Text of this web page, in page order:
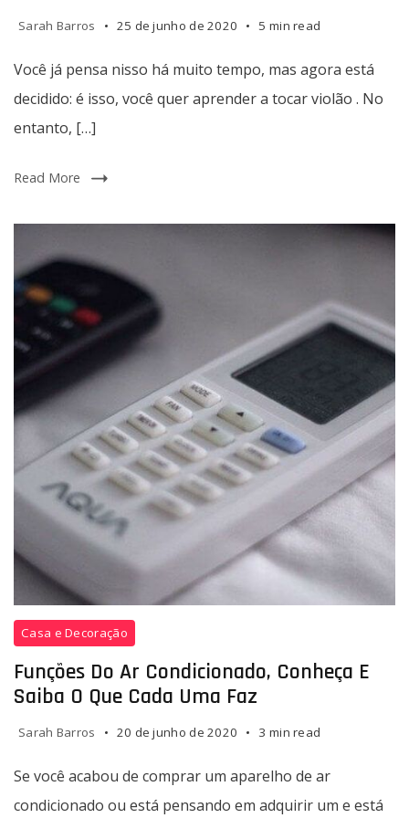
sozinho?
Sarah Barros 25 de junho de 2020 5 min read
Você já pensa nisso há muito tempo, mas agora está
decidido: é isso, você quer aprender a tocar violão . No
entanto, […]
Read More
Se
você
acabou
de
comprar
um
de
Casa e Decoração
Funções Do Ar Condicionado, Conheça E
Saiba O Que Cada Uma Faz
Sarah Barros 20 de junho de 2020 3 min read
Se você acabou de comprar um aparelho de ar
condicionado ou está pensando em adquirir um e está